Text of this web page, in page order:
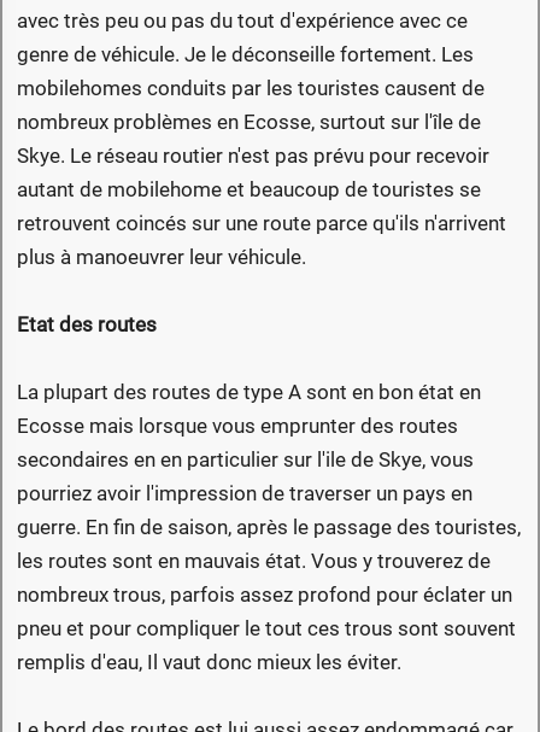
avec très peu ou pas du tout d'expérience avec ce
genre de véhicule. Je le déconseille fortement. Les
mobilehomes conduits par les touristes causent de
nombreux problèmes en Ecosse, surtout sur l'île de
Skye. Le réseau routier n'est pas prévu pour recevoir
autant de mobilehome et beaucoup de touristes se
retrouvent coincés sur une route parce qu'ils n'arrivent
plus à manoeuvrer leur véhicule.
Etat des routes
La plupart des routes de type A sont en bon état en
Ecosse mais lorsque vous emprunter des routes
secondaires en en particulier sur l'ile de Skye, vous
pourriez avoir l'impression de traverser un pays en
guerre. En fin de saison, après le passage des touristes,
les routes sont en mauvais état. Vous y trouverez de
nombreux trous, parfois assez profond pour éclater un
pneu et pour compliquer le tout ces trous sont souvent
remplis d'eau, Il vaut donc mieux les éviter.